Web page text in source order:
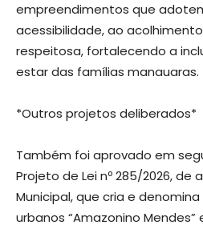
empreendimentos que
acessibilidade, ao
respeitosa, fortalecendo a
estar das famílias manauaras.
*Outros projetos deliberados*
Também foi aprovado em
Projeto de Lei nº 285/2026, de
Municipal, que cria e
urbanos “Amazonino Mendes”